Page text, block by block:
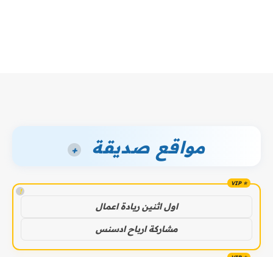
مواقع صديقة +
!
اول اثنين ريادة اعمال
مشاركة ارباح ادسنس